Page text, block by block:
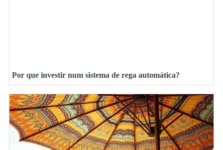
Por que investir num sistema de rega automática?